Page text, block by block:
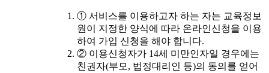
① 서비스를 이용하고자 하는 자는 교육정보
원이 지정한 양식에 따라 온라인신청을 이용
하여 가입 신청을 해야 합니다.
② 이용신청자가 14세 미만인자일 경우에는
친권자(부모, 법정대리인 등)의 동의를 얻어